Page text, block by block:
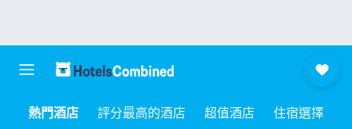
熱門酒店 評分最高的酒店 超值酒店 住宿選擇